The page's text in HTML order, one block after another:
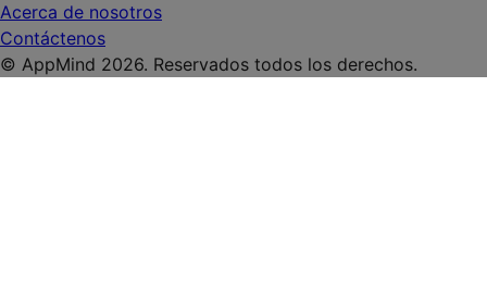
Acerca de nosotros
Contáctenos
© AppMind 2026. Reservados todos los derechos.